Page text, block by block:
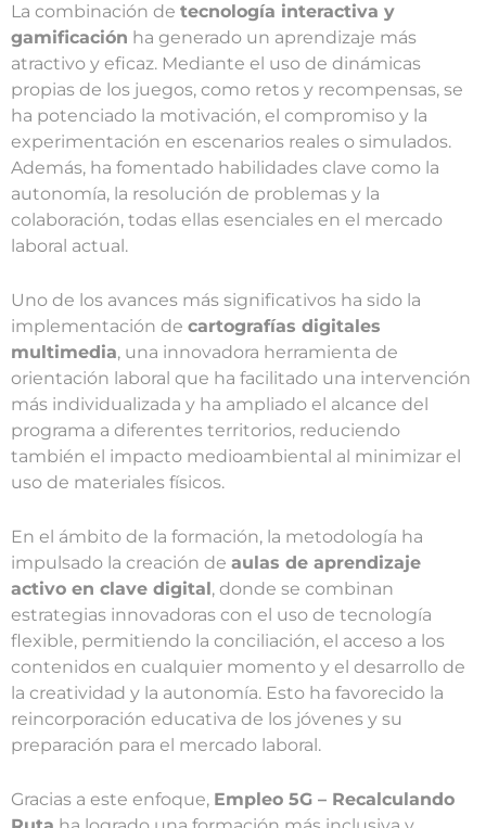
La combinación de tecnología interactiva y
gamificación ha generado un aprendizaje más
atractivo y eficaz. Mediante el uso de dinámicas
propias de los juegos, como retos y recompensas, se
ha potenciado la motivación, el compromiso y la
experimentación en escenarios reales o simulados.
Además, ha fomentado habilidades clave como la
autonomía, la resolución de problemas y la
colaboración, todas ellas esenciales en el mercado
laboral actual.
Uno de los avances más significativos ha sido la
implementación de cartografías digitales
multimedia, una innovadora herramienta de
orientación laboral que ha facilitado una intervención
más individualizada y ha ampliado el alcance del
programa a diferentes territorios, reduciendo
también el impacto medioambiental al minimizar el
uso de materiales físicos.
En el ámbito de la formación, la metodología ha
impulsado la creación de aulas de aprendizaje
activo en clave digital, donde se combinan
estrategias innovadoras con el uso de tecnología
flexible, permitiendo la conciliación, el acceso a los
contenidos en cualquier momento y el desarrollo de
la creatividad y la autonomía. Esto ha favorecido la
reincorporación educativa de los jóvenes y su
preparación para el mercado laboral.
Gracias a este enfoque, Empleo 5G – Recalculando